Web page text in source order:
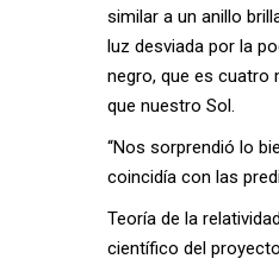
similar a un anillo
luz desviada por la
negro, que es cuatro
que nuestro Sol.
“Nos sorprendió lo
coincidía con las
Teoría de la
científico del